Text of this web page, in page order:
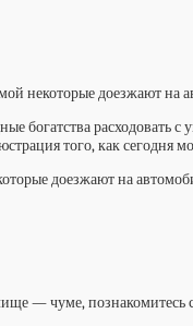
некоторые доезжают на
богатства расходовать
того, как сегодня
доезжают на
— чуме,